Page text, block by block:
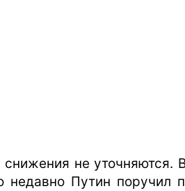
снижения не уточняются.
недавно Путин поручил